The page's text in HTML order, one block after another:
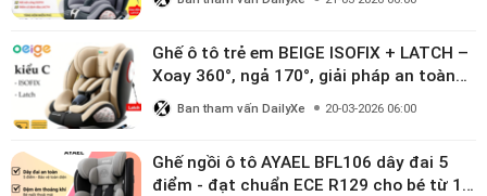
Ghế ô tô trẻ em BEIGE ISOFIX + LATCH –
Xoay 360°, ngả 170°, giải pháp an toàn
linh hoạt cho bé 0–10 tuổi
Ban tham vấn DailyXe 20-03-2026 06:00
Ghế ngồi ô tô AYAEL BFL106 dây đai 5
điểm - đạt chuẩn ECE R129 cho bé từ 1–